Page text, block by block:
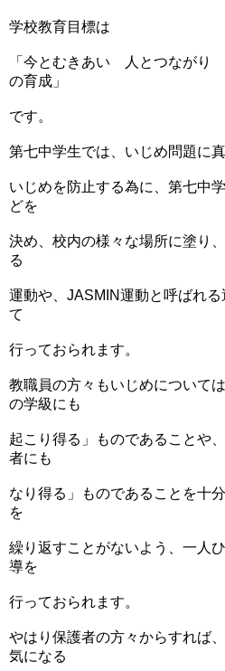
学校教育目標は
「今とむきあい 人とつなが
の育成」
です。
第七中学生では、いじめ問題に
いじめを防止する為に、第七中
どを
決め、校内の様々な場所に塗り
る
運動や、JASMIN運動と呼ばれ
て
行っておられます。
教職員の方々もいじめについて
の学級にも
起こり得る」ものであることや
者にも
なり得る」ものであることを十
を
繰り返すことがないよう、一人
導を
行っておられます。
やはり保護者の方々からすれば
気になる